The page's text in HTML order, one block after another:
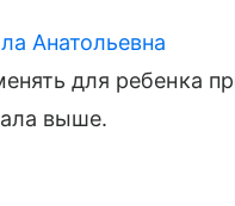
Анатольевна
для ребенка
выше.